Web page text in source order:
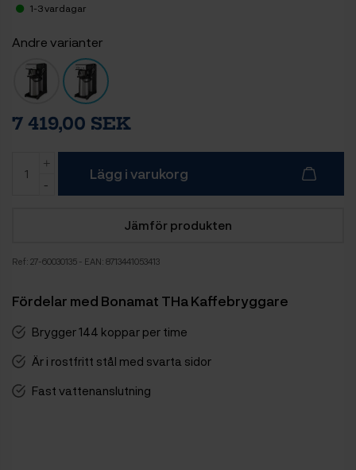
1-3 vardagar
Andre varianter
7 419,00 SEK
Lägg i varukorg
Jämför produkten
Ref: 27-60030135 - EAN: 8713441053413
Fördelar med Bonamat THa Kaffebryggare
Brygger 144 koppar per time
Är i rostfritt stål med svarta sidor
Fast vattenanslutning